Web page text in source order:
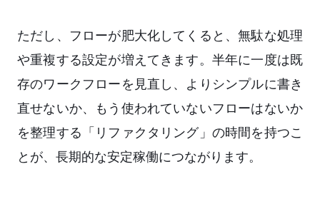
ただし、フローが肥大化してくると、無駄な処理
や重複する設定が増えてきます。半年に一度は既
存のワークフローを見直し、よりシンプルに書き
直せないか、もう使われていないフローはないか
を整理する「リファクタリング」の時間を持つこ
とが、長期的な安定稼働につながります。